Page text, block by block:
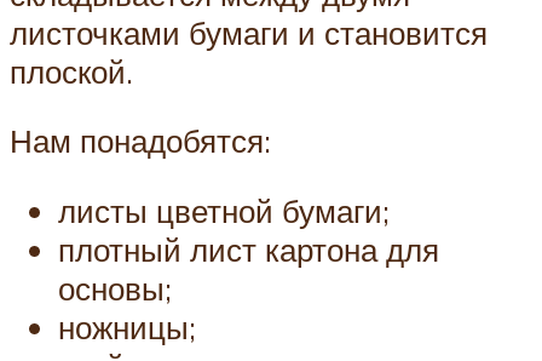
листочками бумаги и становится
плоской.
Нам понадобятся:
листы цветной бумаги;
плотный лист картона для
основы;
ножницы;